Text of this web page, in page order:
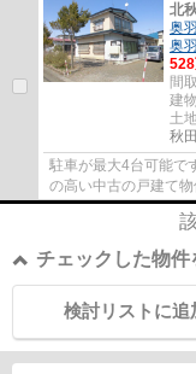
北
奥
奥
528
間
建
土
秋
駐車が最大4台可能で
の高い中古の戸建て
価格抑えめの物件で
チェックした物件
検討リストに追